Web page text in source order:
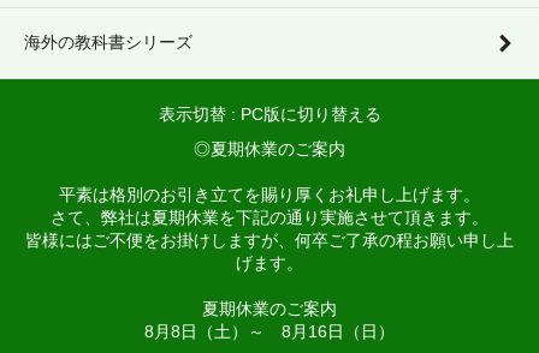
海外の教科書シリーズ
表示切替 : PC版に切り替える
◎夏期休業のご案内
平素は格別のお引き立てを賜り厚くお礼申し上げます。
さて、弊社は夏期休業を下記の通り実施させて頂きます。
皆様にはご不便をお掛けしますが、何卒ご了承の程お願い申し上
げます。
夏期休業のご案内
8月8日（土）～ 8月16日（日）